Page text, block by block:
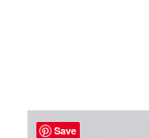
Save